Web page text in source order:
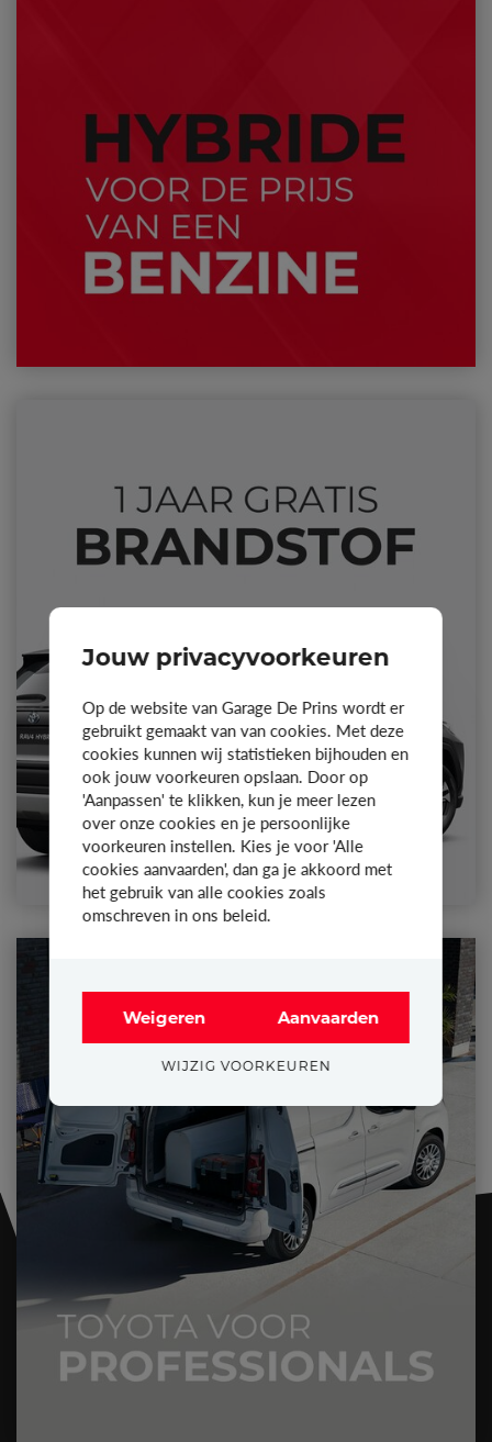
Jouw privacyvoorkeuren
Op de website van Garage De Prins wordt er
gebruikt gemaakt van van cookies. Met deze
cookies kunnen wij statistieken bijhouden en
ook jouw voorkeuren opslaan. Door op
'Aanpassen' te klikken, kun je meer lezen
over onze cookies en je persoonlijke
voorkeuren instellen. Kies je voor 'Alle
cookies aanvaarden', dan ga je akkoord met
het gebruik van alle cookies zoals
omschreven in ons beleid.
Weigeren Aanvaarden
WIJZIG VOORKEUREN